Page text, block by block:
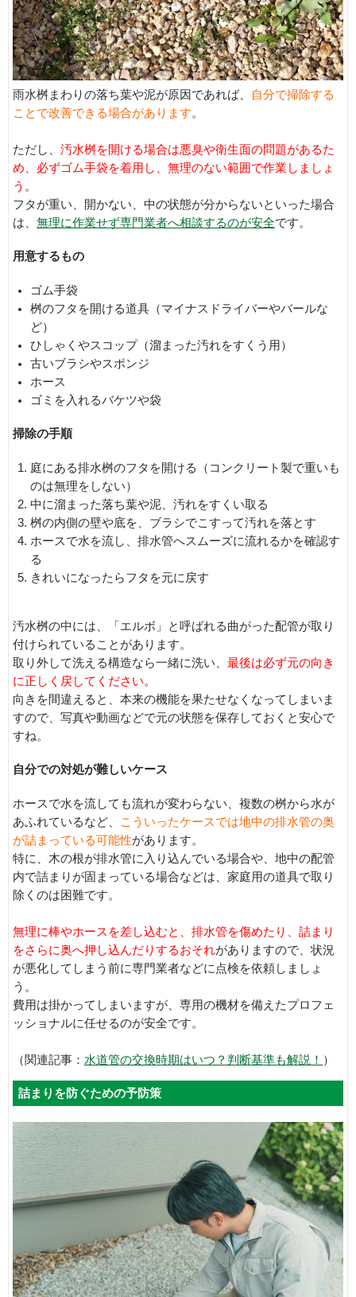
雨水桝まわりの落ち葉や泥が原因であれば、
自分で掃除する
ことで改善できる場合があります。
ただし、 汚水桝を開ける場合は悪臭や衛生面の問題があるた
め、必ずゴム手袋を着用し、無理のない範囲で作業しましょ
う 。
フタが重い、開かない、中の状態が分からないといった場合
は、 無理に作業せず専門業者へ相談するのが安全です。
用意するもの
ゴム手袋
桝のフタを開ける道具（マイナスドライバーやバールな
ど）
ひしゃくやスコップ（溜まった汚れをすくう用）
古いブラシやスポンジ
ホース
ゴミを入れるバケツや袋
掃除の手順
庭にある排水桝のフタを開ける（コンクリート製で重いも
のは無理をしない）
中に溜まった落ち葉や泥、汚れをすくい取る
桝の内側の壁や底を、ブラシでこすって汚れを落とす
ホースで水を流し、排水管へスムーズに流れるかを確認す
る
きれいになったらフタを元に戻す
汚水桝の中には、「エルボ」と呼ばれる曲がった配管が取り
付けられていることがあります。
取り外して洗える構造なら一緒に洗い、 最後は必ず元の向き
に正しく戻してください。
向きを間違えると、本来の機能を果たせなくなってしまいま
すので、写真や動画などで元の状態を保存しておくと安心で
すね。
自分での対処が難しいケース
ホースで水を流しても流れが変わらない、複数の桝から水が
あふれているなど、
こういったケースでは地中の排水管の奥
が詰まっている可能性があります。
特に、木の根が排水管に入り込んでいる場合や、地中の配管
内で詰まりが固まっている場合などは、家庭用の道具で取り
除くのは困難です。
無理に棒やホースを差し込むと、排水管を傷めたり、詰まり
をさらに奥へ押し込んだりするおそれがありますので、状況
が悪化してしまう前に専門業者などに点検を依頼しましょ
う。
費用は掛かってしまいますが、専用の機材を備えたプロフェ
ッショナルに任せるのが安全です。
（関連記事： 水道管の交換時期はいつ？判断基準も解説！ ）
詰まりを防ぐための予防策